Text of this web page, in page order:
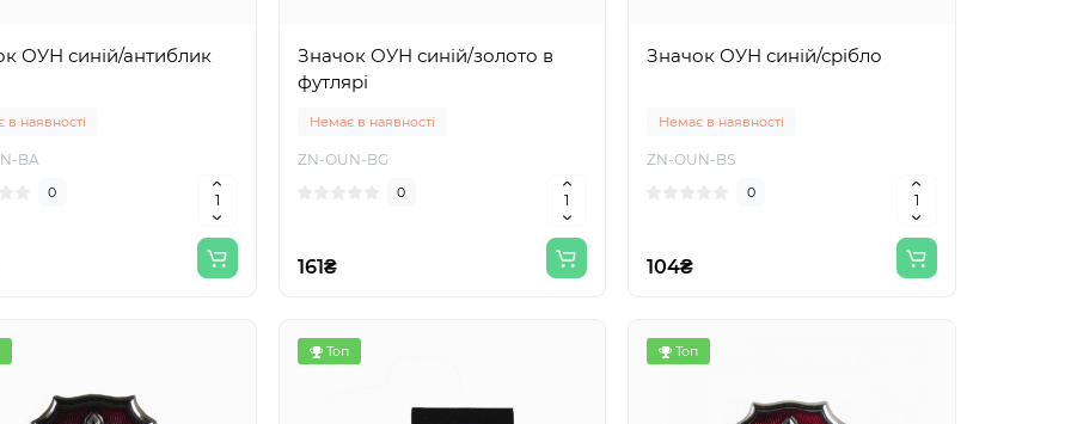
ОУН синій/антиблик
в наявності
BA
0
Значок ОУН синій/золото в
футлярі
Немає в наявності
ZN-OUN-BG
0
161₴
Значок ОУН синій/срібло
Немає в наявності
ZN-OUN-BS
0
104₴
Топ Топ